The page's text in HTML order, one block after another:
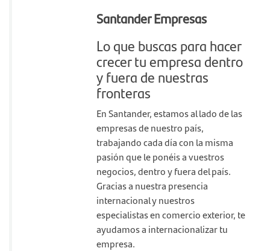
Santander Empresas
Lo que buscas para hacer
crecer tu empresa dentro
y fuera de nuestras
fronteras
En Santander, estamos al lado de las
empresas de nuestro país,
trabajando cada día con la misma
pasión que le ponéis a vuestros
negocios, dentro y fuera del país.
Gracias a nuestra presencia
internacional y nuestros
especialistas en comercio exterior, te
ayudamos a internacionalizar tu
empresa.